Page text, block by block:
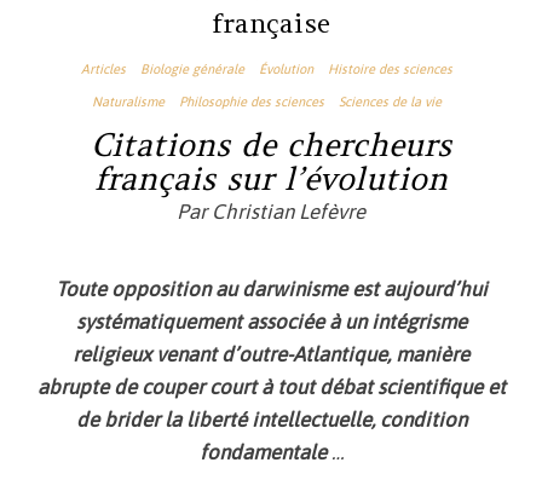
française
Articles Biologie générale Évolution Histoire des sciences
Naturalisme Philosophie des sciences Sciences de la vie
Citations de chercheurs
français sur l’évolution
Par Christian Lefèvre
Toute opposition au darwinisme est aujourd’hui
systématiquement associée à un intégrisme
religieux venant d’outre-Atlantique, manière
abrupte de couper court à tout débat scientifique et
de brider la liberté intellectuelle, condition
fondamentale…